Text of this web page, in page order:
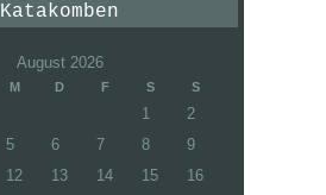
Katakomben
August 2026
M D F S S
1
2
5 6 7 8
9
12 13 14 15
16